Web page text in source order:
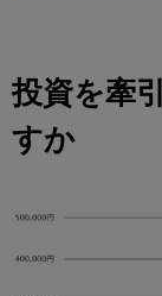
投資を牽
すか